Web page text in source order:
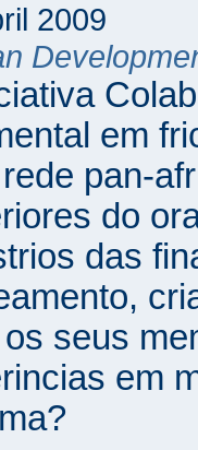
2009
em
pan-
do
das
seus
em